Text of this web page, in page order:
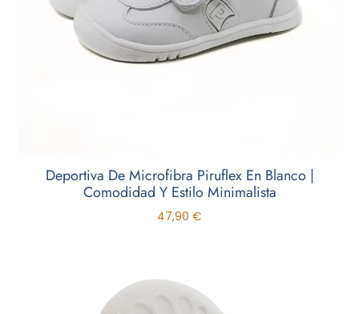
Deportiva De Microfibra Piruflex En Blanco |
Comodidad Y Estilo Minimalista
47,90 €